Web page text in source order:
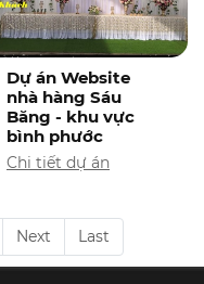
Dự án Website
nhà hàng Sáu
Băng - khu vực
bình phước
Chi tiết dự án
Next Last